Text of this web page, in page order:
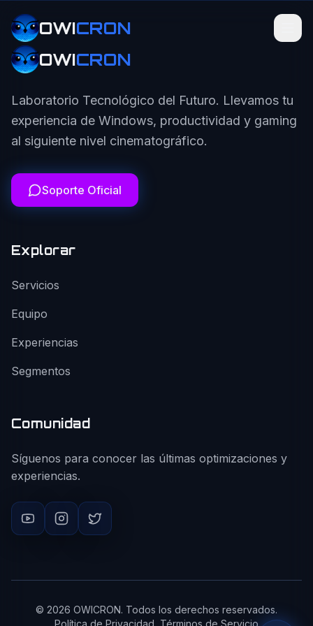
OWICRON
OWICRON
Laboratorio Tecnológico del Futuro. Llevamos tu
experiencia de Windows, productividad y gaming
al siguiente nivel cinematográfico.
Soporte Oficial
Explorar
Servicios
Equipo
Experiencias
Segmentos
Comunidad
Síguenos para conocer las últimas optimizaciones y
experiencias.
© 2026 OWICRON. Todos los derechos reservados.
Política de Privacidad Términos de Servicio